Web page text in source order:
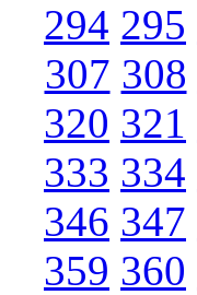
294 295
307 308
320 321
333 334
346 347
359 360